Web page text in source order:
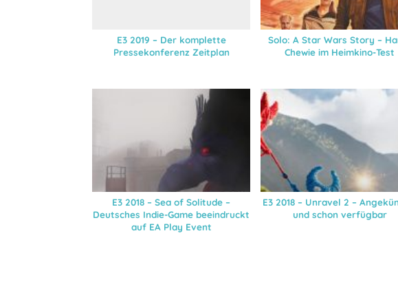
E3 2019 – Der komplette
Pressekonferenz Zeitplan
Solo: A Star Wars Story –
Chewie im Heimkino-Test
E3 2018 – Sea of Solitude –
Deutsches Indie-Game beeindruckt
auf EA Play Event
E3 2018 – Unravel 2 –
und schon verfügbar